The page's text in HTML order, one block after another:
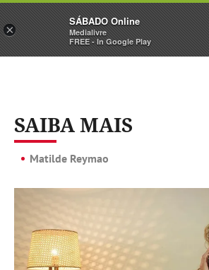
Sábado Assine
SAIBA MAIS
Matilde Reymao
×
SÁBADO Online
Medialivre
FREE - In Google Play